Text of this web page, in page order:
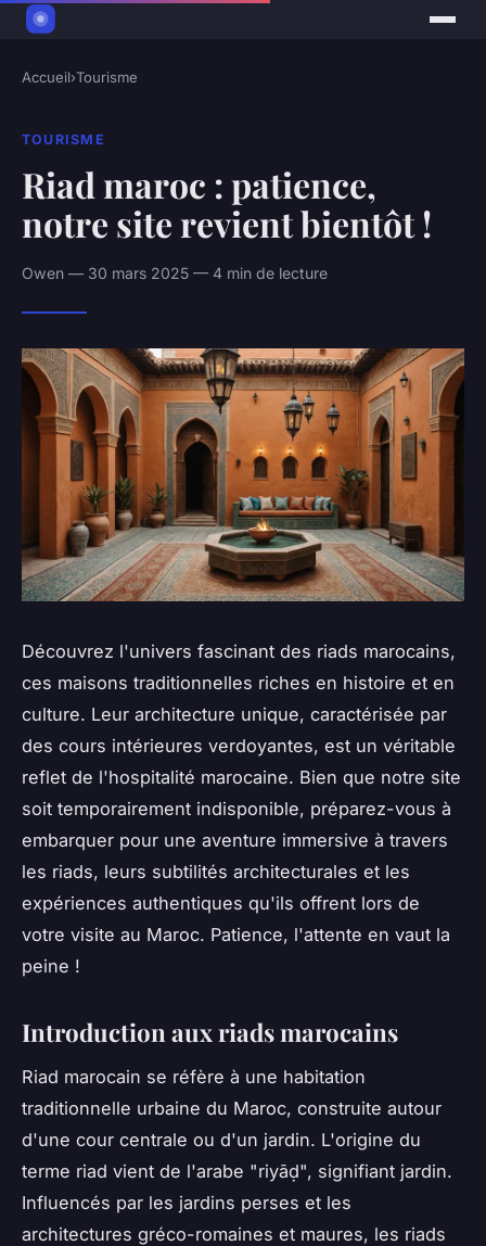
Accueil›Tourisme
TOURISME
Riad maroc : patience,
notre site revient bientôt !
Owen — 30 mars 2025 — 4 min de lecture
Découvrez l'univers fascinant des riads marocains,
ces maisons traditionnelles riches en histoire et en
culture. Leur architecture unique, caractérisée par
des cours intérieures verdoyantes, est un véritable
reflet de l'hospitalité marocaine. Bien que notre site
soit temporairement indisponible, préparez-vous à
embarquer pour une aventure immersive à travers
les riads, leurs subtilités architecturales et les
expériences authentiques qu'ils offrent lors de
votre visite au Maroc. Patience, l'attente en vaut la
peine !
Introduction aux riads marocains
Riad marocain se réfère à une habitation
traditionnelle urbaine du Maroc, construite autour
d'une cour centrale ou d'un jardin. L'origine du
terme riad vient de l'arabe "riyāḍ", signifiant jardin.
Influencés par les jardins perses et les
architectures gréco-romaines et maures, les riads